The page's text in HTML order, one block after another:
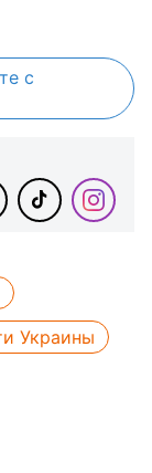
с
Украины